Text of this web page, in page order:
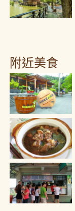
附近美食